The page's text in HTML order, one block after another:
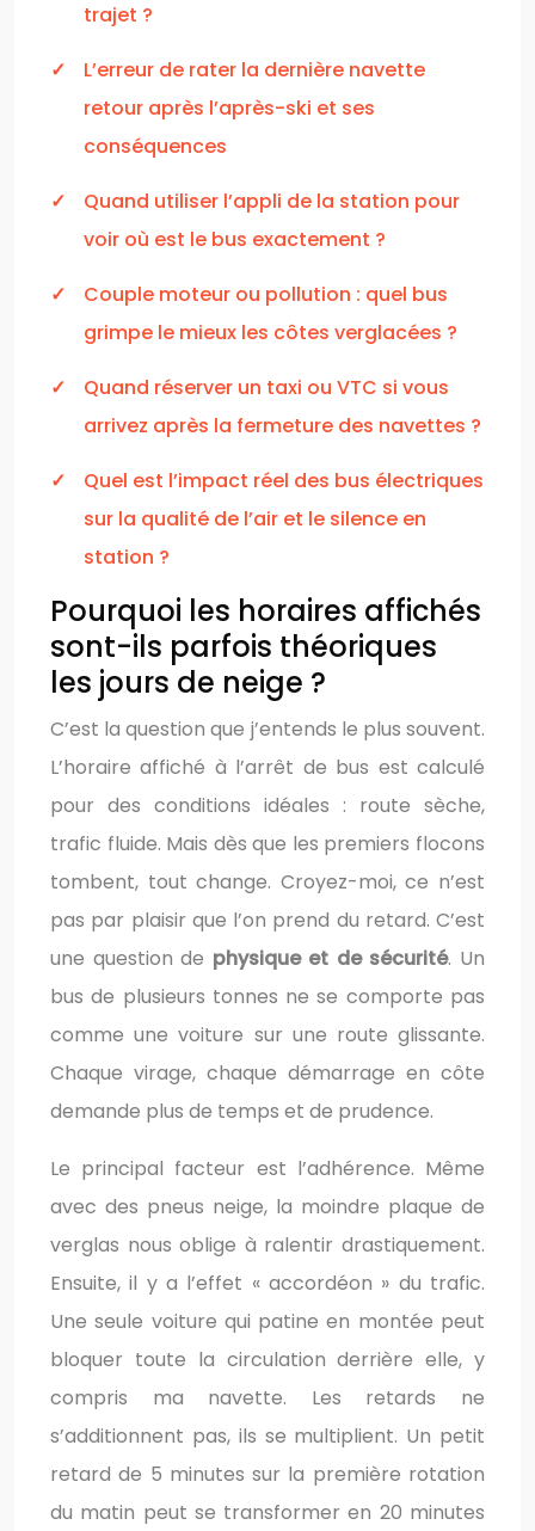
trajet ?
L’erreur de rater la dernière navette
retour après l’après-ski et ses
conséquences
Quand utiliser l’appli de la station pour
voir où est le bus exactement ?
Couple moteur ou pollution : quel bus
grimpe le mieux les côtes verglacées ?
Quand réserver un taxi ou VTC si vous
arrivez après la fermeture des navettes ?
Quel est l’impact réel des bus électriques
sur la qualité de l’air et le silence en
station ?
Pourquoi les horaires affichés
sont-ils parfois théoriques
les jours de neige ?
C’est la question que j’entends le plus souvent.
L’horaire affiché à l’arrêt de bus est calculé
pour des conditions idéales : route sèche,
trafic fluide. Mais dès que les premiers flocons
tombent, tout change. Croyez-moi, ce n’est
pas par plaisir que l’on prend du retard. C’est
une question de physique et de sécurité. Un
bus de plusieurs tonnes ne se comporte pas
comme une voiture sur une route glissante.
Chaque virage, chaque démarrage en côte
demande plus de temps et de prudence.
Le principal facteur est l’adhérence. Même
avec des pneus neige, la moindre plaque de
verglas nous oblige à ralentir drastiquement.
Ensuite, il y a l’effet « accordéon » du trafic.
Une seule voiture qui patine en montée peut
bloquer toute la circulation derrière elle, y
compris ma navette. Les retards ne
s’additionnent pas, ils se multiplient. Un petit
retard de 5 minutes sur la première rotation
du matin peut se transformer en 20 minutes